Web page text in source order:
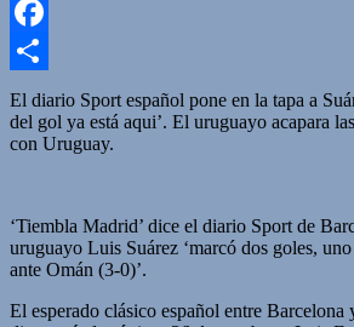
WhatsApp
Facebook
Compartir
El diario Sport español pone en la tapa a
del gol ya está aqui’. El uruguayo acapara
con Uruguay.
‘Tiembla Madrid’ dice el diario Sport de
uruguayo Luis Suárez ‘marcó dos goles,
ante Omán (3-0)’.
El esperado clásico español entre Barcelona